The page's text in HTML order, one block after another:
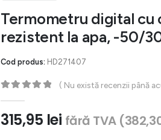
Termometru digital cu
rezistent la apa, -50/
Cod produs: HD271407
( Nu există recenzii până
315,95 lei fără TVA (